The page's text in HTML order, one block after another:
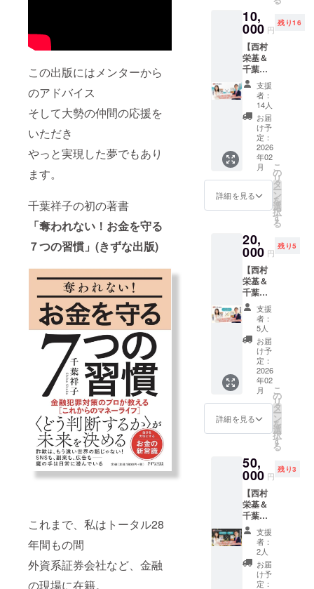
この出版にはメンターから
のアドバイス
そして大勢の仲間の応援を
いただき
やっと実現した夢でもあり
ます。
千葉祥子の初の著書
「奪われない！お金を守る
７つの習慣」(きずな出版)
これまで、私はトータル28
年間もの間
外資系証券会社など、金融
の現場に在籍。
▼▼▼
リター
ン詳細
▼▼▼
「奪
われな
い！お
金を守
る７つ
の習
慣」出
版感謝
カジュ
アル
パー
ティー
【第2
弾】 開
催日：
2月11日
（水・
祝）
16:00~
18:00
（受付
開始
15:30)
所要時
間：約
120分
開催場
所：
Good
View
Dining
東京都
千代田
区神田
3-11-5
中央大
学駿河
台キャ
ンパス
19階 参
加人
数：60
キャン
セル及
び日時
人名も
しくは
法人名
をご記
入くだ
さい。
（立
て札に
記載さ
せて頂
きま
す） ※
お名前
は「本
名」・
ネー
ム」・
ネス
ネー
ム」ま
たは
「法人
名＋お
名前」
をお知
らせく
ださ
い。 ※
システ
ム上、
お届け
先住所
の入力
は必須
です
が、実
届け先
は会場
になり
ます。
※ご用意
するア
レンジ
花の種
類は、
フラ
ワーギ
フト
で、本
来の自
分を取
り戻す
ノート
です。
普段使
いの時
間管理
手帳は
そのま
まに、
スター
シップ
コンパ
トに心
を委ね
すだけ
で、本
来の自
分の力
を取り
戻しま
す。 1
年が終
わった
時、自
分がど
れくら
い進化
したか
見える
ていた
ら、次
も作り
やすい
と思い
ません
か？千
葉祥子
自身
が、自
分の半
生を振
り返り
ながら
コンパ
ス手帳
は、自
分の心
の中に
ある声
を自然
と書き
出し、
それを
潜在的
にすで
に持っ
ている
パワー
算する
こと
分を取
り戻す
ノート
です。
普段使
いの時
間管理
手帳は
そのま
まに、
スター
シップ
コンパ
スノー
トに心
てただ
書き出
来の自
分の力
を取り
戻しま
す。 1
年が終
わった
時、自
分がど
れくら
い進化
のお茶
会を開
催しま
す。 こ
の二人
が作り
上げる
魔法の
世界を
一緒に
たのし
みませ
んか？
愛と豊
かさが
溢れる
時間を
2026年
のあな
たに魔
法をた
くさん
かけま
しょ
う。 リ
ラック
スした
雰囲気
で楽し
いひと
時を素
敵な仲
に過ご
す至福
届けし
ます。
魔法の
お茶会
には、
美味し
い
ティー
フード
とハー
+サイン
本1冊
人気の
リター
ンで、
すぐ満
席に
なった
ため、
新日程
を追加
しまし
た！222
の猫の
日、日
曜日で
す！
カール
トン東
京 45階
THE
LOBBY
LOUNG
Eにて、
豊かな
時間を
しょう
こと共
に過ご
しま
しょ
う。 心
地よい
ピアノ
本の美
意識を
纏う瀟
洒な邸
宅を思
わせる
空間
で、未
来の自
分にな
りきっ
10,
000 円
残り16
【西村
栄基＆
千葉祥
子】同
時出版
著者に
よるコ
ラボ
Zoomセ
ミナー
(シル
バー・
プラ
ン)+サ
イン本
２冊
こと同
じ11月
に新刊
『ドイ
ツ人の
すごい
リー
ダー
シッ
プ』を
出版す
る西村
栄基さ
ん（し
げちゃ
ん）と
の、初
す。 し
げちゃ
んは、
前作
『ドイ
ツ人の
すごい
働き
方』
（すば
る舎）
が8万部
支援
者：
14人
お届
け予
定：
2026
年02
月
詳細を見る
こ
の
リ
タ
ー
ン
を
選
択
す
る
20,
000 円
残り5
【西村
栄基＆
千葉祥
子】特
別コラ
ボZoom
セミ
ナー&グ
ルコン
(ゴール
ド・プ
ン)+サ
イン本
２冊
しょう
じ11月
に新刊
『ドイ
ツ人の
すごい
リー
ダー
シッ
プ』を
出版す
る西村
栄基さ
支援
者：
5人
お届
け予
定：
2026
年02
月
詳細を見る
こ
の
リ
タ
ー
ン
を
選
択
す
る
50,
000 円
残り3
【西村
栄基＆
千葉祥
子】コ
ラボ
Zoomセ
ミナー&
グルコ
ン&個別
支援
者：
2人
お届
け予
定：